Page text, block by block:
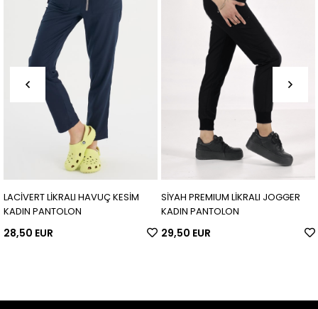
LACİVERT LİKRALI HAVUÇ KESİM
KADIN PANTOLON
28,50 EUR
SİYAH PREMIUM LİKRALI JOGGER
KADIN PANTOLON
29,50 EUR